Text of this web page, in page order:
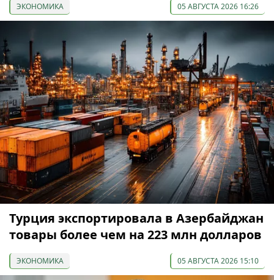
ЭКОНОМИКА 05 АВГУСТА 2026 16:26
Турция экспортировала в Азербайджан
товары более чем на 223 млн долларов
ЭКОНОМИКА 05 АВГУСТА 2026 15:10